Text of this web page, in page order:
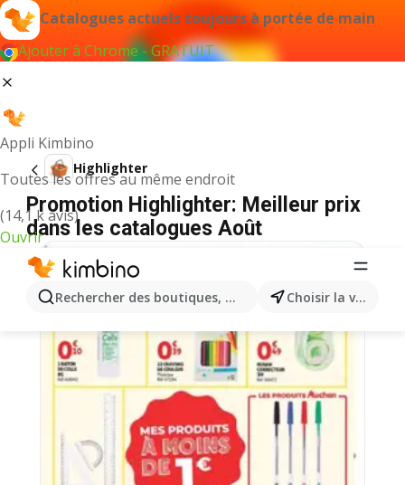
Catalogues actuels toujours à portée de main
Ajouter à Chrome - GRATUIT
Appli Kimbino
Toutes les offres au même endroit
(14,1 k avis)
Ouvrir
Rechercher des boutiques, des catégories, des Choisir la ville
Highlighter
Promotion Highlighter: Meilleur prix
dans les catalogues Août